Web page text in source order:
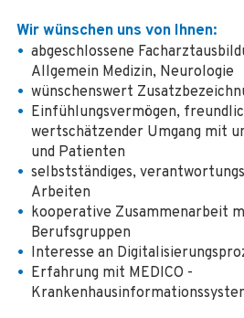
Wir wünschen uns von Ihnen:
abgeschlossene
Allgemein Medizin, Neurologie
wünschenswert
Einfühlungsvermögen,
wertschätzender Umgang mit
und Patienten
selbstständiges,
Arbeiten
kooperative Zusammenarbeit
Berufsgruppen
Interesse an
Erfahrung mit MEDICO -